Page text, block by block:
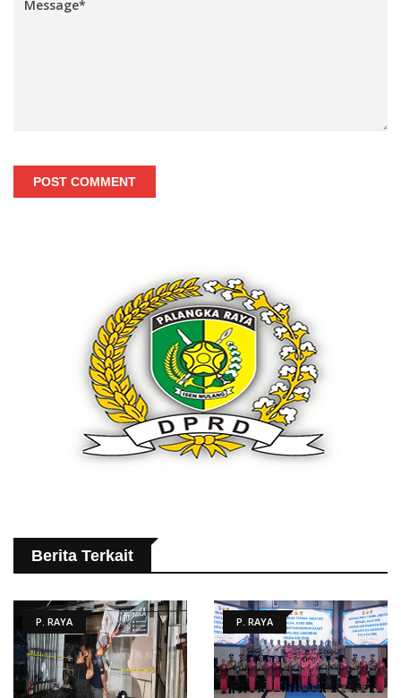
POST COMMENT
Berita Terkait
P. RAYA P. RAYA